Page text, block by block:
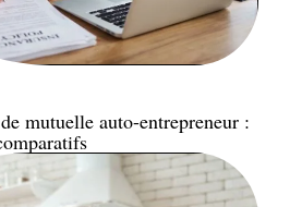
mutuelle auto-entrepreneur :